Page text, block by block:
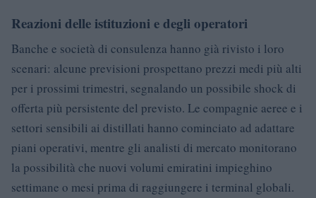
Reazioni delle istituzioni e degli operatori
Banche e società di consulenza hanno già rivisto i loro
scenari: alcune previsioni prospettano prezzi medi più alti
per i prossimi trimestri, segnalando un possibile shock di
offerta più persistente del previsto. Le compagnie aeree e i
settori sensibili ai distillati hanno cominciato ad adattare
piani operativi, mentre gli analisti di mercato monitorano
la possibilità che nuovi volumi emiratini impieghino
settimane o mesi prima di raggiungere i terminal globali.